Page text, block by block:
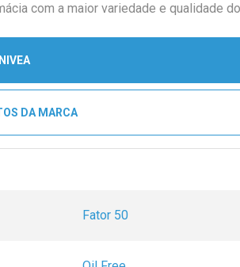
com a maior variedade e qualidade
DA MARCA
Fator 50